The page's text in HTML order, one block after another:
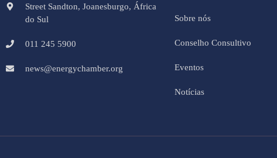
Street Sandton, Joanesburgo, África
do Sul
011 245 5900
news@energychamber.org
Sobre nós
Conselho Consultivo
Eventos
Notícias